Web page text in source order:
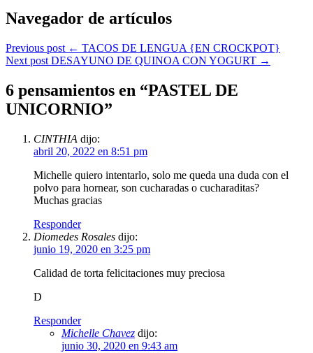
Navegador de artículos
Previous post ← TACOS DE LENGUA {EN CROCKPOT}
Next post DESAYUNO DE QUINOA CON YOGURT →
6 pensamientos en “PASTEL DE
UNICORNIO”
CINTHIA dijo:
abril 20, 2022 en 8:51 pm
Michelle quiero intentarlo, solo me queda una duda con el
polvo para hornear, son cucharadas o cucharaditas?
Muchas gracias
Responder
Diomedes Rosales dijo:
junio 19, 2020 en 3:25 pm
Calidad de torta felicitaciones muy preciosa
D
Responder
Michelle Chavez dijo:
junio 30, 2020 en 9:43 am